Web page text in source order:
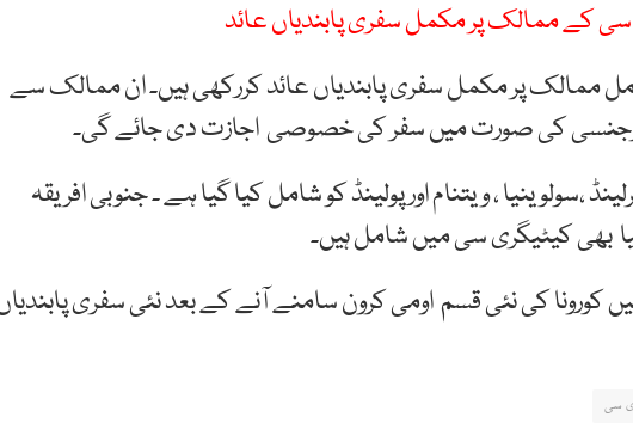
سی کے ممالک پر مکمل سفری پابندیاں عائد
ممالک پر مکمل سفری پابندیاں عائد کررکھی ہیں۔ ان ممالک سے
کی صورت میں سفر کی خصوصی اجازت دی جائے گی۔
،سولوینیا ، ویتنام اور پولینڈ کو شامل کیا گیا ہے ۔ جنوبی افریقہ
بھی کیٹیگری سی میں شامل ہیں۔
کی نئی قسم اومی کرون سامنے آنے کے بعد نئی سفری
سی